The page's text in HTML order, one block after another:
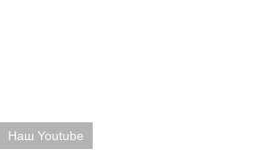
Наш Youtube